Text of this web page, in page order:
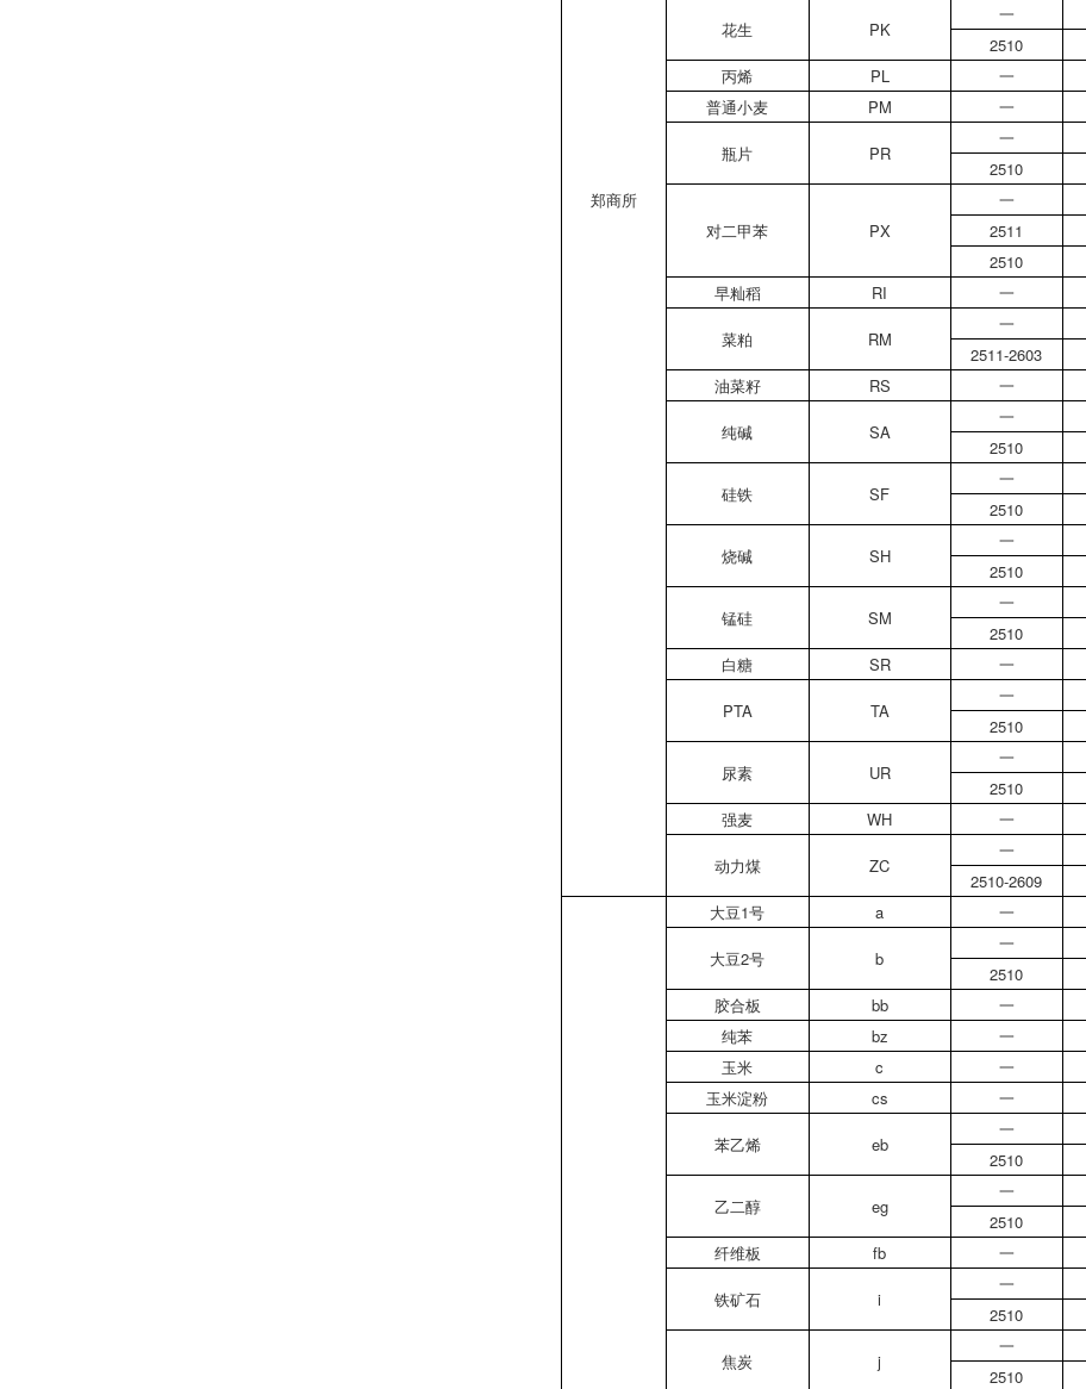
郑商所
花生 PK
一
2510
丙烯
PL 一
普通小麦
PM 一
瓶片 PR
一
2510
对二甲苯 PX
一
2511
2510
早籼稻
RI 一
菜粕 RM
一
2511-2603
油菜籽
RS 一
纯碱 SA
一
2510
硅铁 SF
一
2510
烧碱 SH
一
2510
锰硅 SM
一
2510
白糖
SR 一
PTA TA
一
2510
尿素 UR
一
2510
强麦
WH 一
动力煤 ZC
一
2510-2609
大豆1号 a 一
大豆2号 b
一
2510
胶合板
bb 一
纯苯
bz 一
玉米
c 一
玉米淀粉
cs 一
苯乙烯 eb
一
2510
乙二醇 eg
一
2510
纤维板
fb 一
铁矿石 i
一
2510
焦炭 j
一
2510